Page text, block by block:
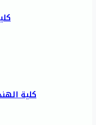
كلية